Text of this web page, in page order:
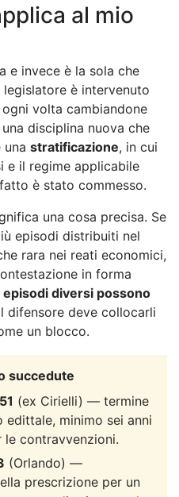
al mio
e invece è la sola che
è intervenuto
volta cambiandone
disciplina nuova che
una stratificazione, in cui
e il regime applicabile
è stato commesso.
una cosa precisa. Se
episodi distribuiti nel
rara nei reati economici,
in forma
episodi diversi possono
difensore deve collocarli
un blocco.
succedute
(ex Cirielli) — termine
edittale, minimo sei anni
contravvenzioni.
(Orlando) —
prescrizione per un